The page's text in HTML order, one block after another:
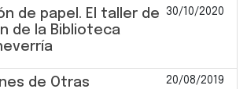
de papel. El taller de
de la Biblioteca
30/10/2020
de Otras
20/08/2019